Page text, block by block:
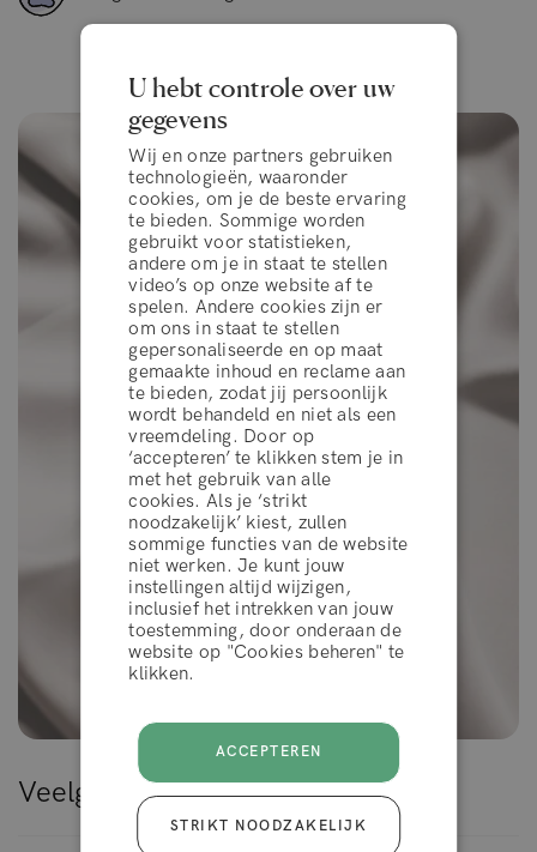
Veelgestelde vragen
algemene voorwaarden
WEIGEREN
ACCEPTEER
U hebt controle over uw
gegevens
Wij en onze partners gebruiken
technologieën, waaronder
cookies, om je de beste ervaring
te bieden. Sommige worden
gebruikt voor statistieken,
andere om je in staat te stellen
video’s op onze website af te
spelen. Andere cookies zijn er
om ons in staat te stellen
gepersonaliseerde en op maat
gemaakte inhoud en reclame aan
te bieden, zodat jij persoonlijk
wordt behandeld en niet als een
vreemdeling. Door op
‘accepteren’ te klikken stem je in
met het gebruik van alle
cookies. Als je ‘strikt
noodzakelijk’ kiest, zullen
sommige functies van de website
niet werken. Je kunt jouw
instellingen altijd wijzigen,
inclusief het intrekken van jouw
toestemming, door onderaan de
website op "Cookies beheren" te
klikken.
ACCEPTEREN
STRIKT NOODZAKELIJK